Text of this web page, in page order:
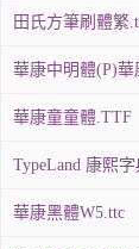
田氏方筆刷體繁
華康中明體(P)華
華康童童體.TTF
TypeLand 康熙
華康黑體W5.ttc